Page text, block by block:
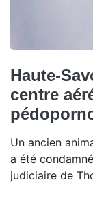
Haute-
centre
Un ancien
a été
judiciaire de